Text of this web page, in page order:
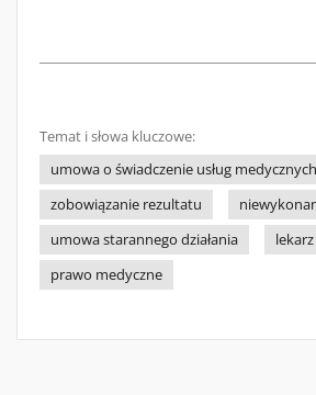
Temat i słowa kluczowe:
umowa o świadczenie usług medycznych
zobowiązanie rezultatu
umowa starannego działania
lekarz
prawo medyczne